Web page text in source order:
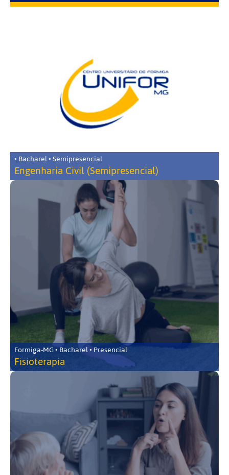
• Bacharel • Semipresencial
Engenharia Civil (Semipresencial)
Formiga-MG • Bacharel • Presencial
Fisioterapia